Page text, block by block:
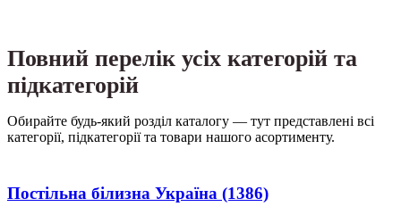
Повний перелік усіх категорій та
підкатегорій
Обирайте будь-який розділ каталогу — тут представлені всі
категорії, підкатегорії та товари нашого асортименту.
Постільна білизна Україна (1386)